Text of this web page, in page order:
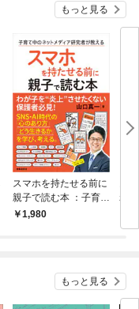
もっと見る
スマホを持たせる前に
親子で読む本 ：子育て
中のネットメディア研
1,980
れ
もっと見る